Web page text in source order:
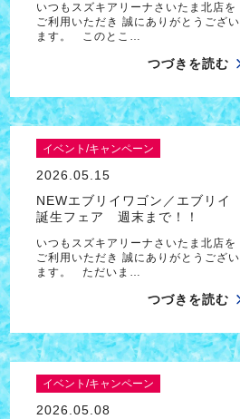
いつもスズキアリーナさいたま北店を
ご利用いただき 誠にありがとうござい
ます。 このとこ…
つづきを読む
イベント/キャンペーン
2026.05.15
NEWエブリイワゴン／エブリイ
誕生フェア 週末まで！！
いつもスズキアリーナさいたま北店を
ご利用いただき 誠にありがとうござい
ます。 ただいま…
つづきを読む
イベント/キャンペーン
2026.05.08